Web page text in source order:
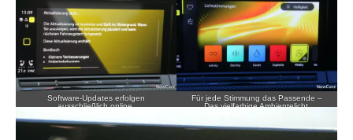
Software-Updates erfolgen
ausschließlich online.
Für jede Stimmung das Passende –
Das vielfarbige Ambientelicht.